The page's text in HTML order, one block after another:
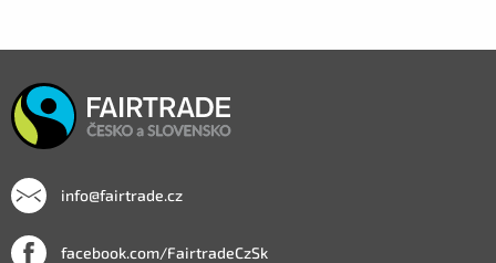
info@fairtrade.cz
facebook.com/FairtradeCzSk